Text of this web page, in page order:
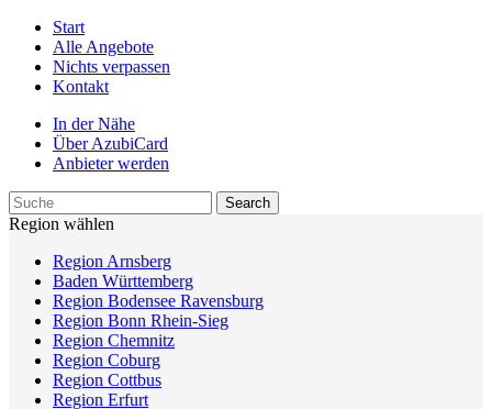
Start
Alle Angebote
Nichts verpassen
Kontakt
In der Nähe
Über AzubiCard
Anbieter werden
Region wählen
Region Arnsberg
Baden Württemberg
Region Bodensee Ravensburg
Region Bonn Rhein-Sieg
Region Chemnitz
Region Coburg
Region Cottbus
Region Erfurt